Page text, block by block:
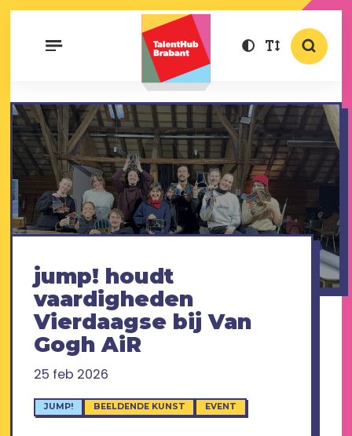
jump! houdt
vaardigheden
Vierdaagse bij Van
Gogh AiR
25 feb 2026
JUMP! BEELDENDE KUNST EVENT